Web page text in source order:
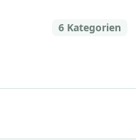
6 Kategorien
Meditative Musik